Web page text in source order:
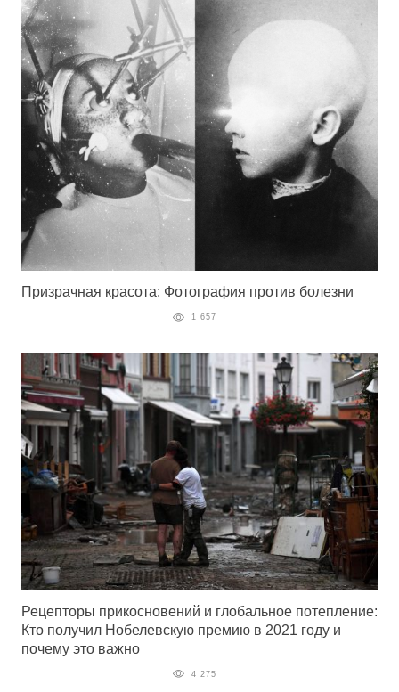
Призрачная красота: Фотография против болезни
1 657
Рецепторы прикосновений и глобальное потепление:
Кто получил Нобелевскую премию в 2021 году и
почему это важно
4 275